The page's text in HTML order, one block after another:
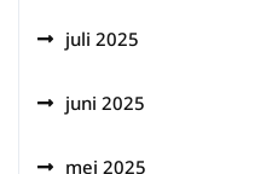
juli 2025
juni 2025
mei 2025